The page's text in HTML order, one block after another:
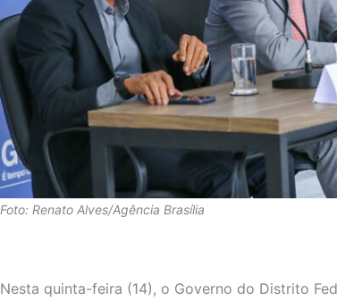
Foto: Renato Alves/Agência Brasília
Nesta quinta-feira (14), o Governo do Distrito